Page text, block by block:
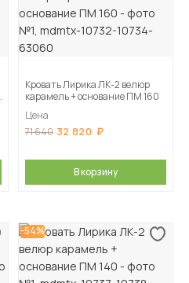
Кровать Лирика ЛК-2 велюр
карамель + основание ПМ 160
Цена
71 640 32 820
В корзину
-54%